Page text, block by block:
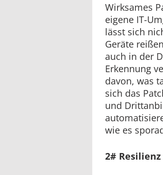
Wirksames
eigene IT-
lässt sich
Geräte
auch in der
Erkennung
davon, was
sich das
und
wie es
2#